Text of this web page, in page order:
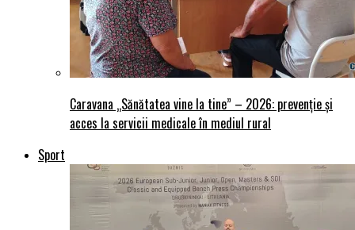
Caravana „Sănătatea vine la tine” – 2026: prevenție și
acces la servicii medicale în mediul rural
Sport